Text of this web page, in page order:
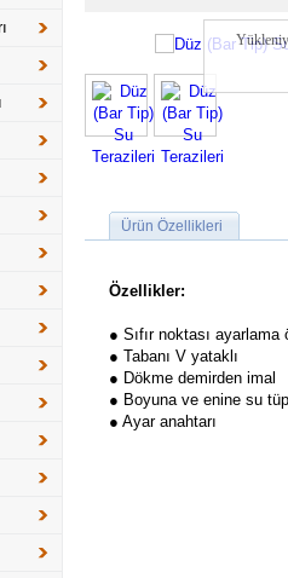
Ürün Özellikleri
Özellikler:
● Sıfır noktası ayarlama
● Tabanı V yataklı
● Dökme demirden imal
● Boyuna ve enine su
● Ayar anahtarı